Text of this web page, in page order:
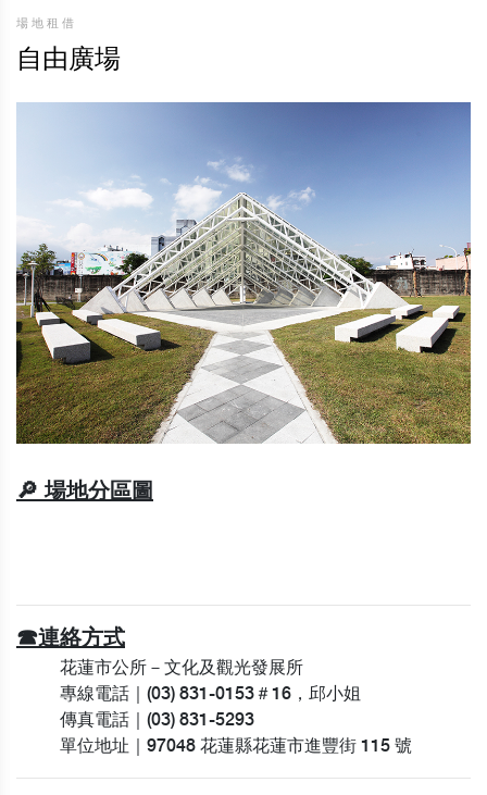
場地租借
自由廣場
🔎 場地分區圖
☎連絡方式
花蓮市公所－文化及觀光發展所
專線電話｜(03) 831-0153＃16，邱小姐
傳真電話｜(03) 831-5293
單位地址｜97048 花蓮縣花蓮市進豐街 115 號